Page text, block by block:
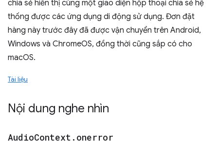
chia sẻ hiển thị cùng một giao diện hộp thoại chia sẻ hệ
thống được các ứng dụng di động sử dụng. Đơn đặt
hàng này trước đây đã được vận chuyển trên Android,
Windows và ChromeOS, đồng thời cũng sắp có cho
macOS.
Tài liệu
Nội dung nghe nhìn
AudioContext . onerror